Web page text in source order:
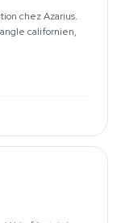
chez Azarius.
californien,